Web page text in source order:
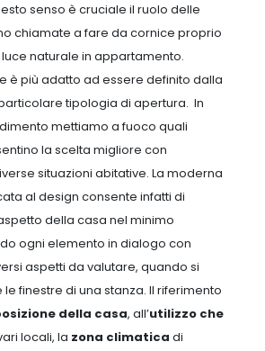
senso è cruciale il ruolo delle
chiamate a fare da cornice proprio
naturale in appartamento.
è più adatto ad essere definito dalla
tipologia di apertura. In
mettiamo a fuoco quali
la scelta migliore con
situazioni abitative. La moderna
al design consente infatti di
della casa nel minimo
ogni elemento in dialogo con
aspetti da valutare, quando si
finestre di una stanza. Il riferimento
della casa, all’utilizzo che
locali, la zona climatica di